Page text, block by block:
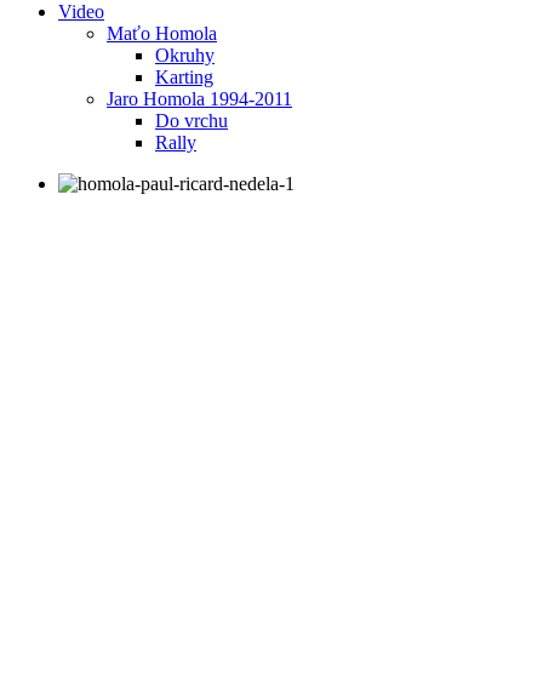
Video
Maťo Homola
Okruhy
Karting
Jaro Homola 1994-2011
Do vrchu
Rally